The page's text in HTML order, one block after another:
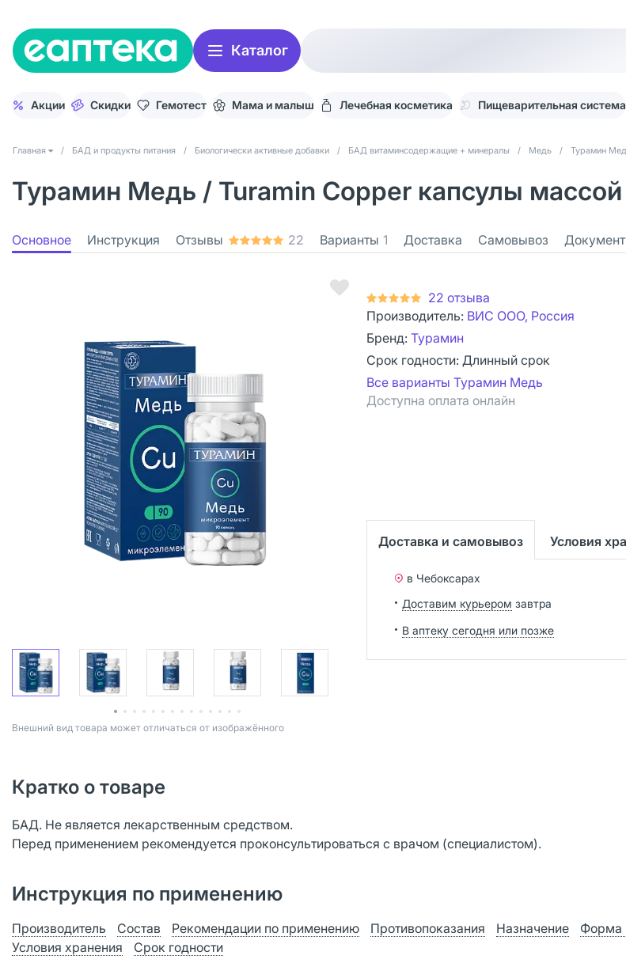
Каталог
Акции Скидки Гемотест Мама и малыш Лечебная косметика Пищеварительная система
Главная / БАД и продукты питания / Биологически активные добавки / БАД витаминсодержащие + минералы / Медь / Турамин
Турамин Медь / Turamin Copper капсулы
Основное Инструкция Отзывы 22 Варианты 1 Доставка Самовывоз
Bнешний вид товара может отличаться от изображённого
22 отзыва
Производитель: ВИС ООО, Россия
Бренд: Турамин
Срок годности: Длинный срок
Все варианты Турамин Медь
Доступна оплата онлайн
Доставка и самовывоз Условия
в Чебоксарах
Доставим курьером завтра
В аптеку сегодня или позже
Кратко о товаре
БАД. Не является лекарственным средством.
Перед применением рекомендуется проконсультироваться с врачом (специалистом).
Инструкция по применению
Производитель Состав Рекомендации по применению Противопоказания Назначение
Форма
Условия хранения
Срок годности